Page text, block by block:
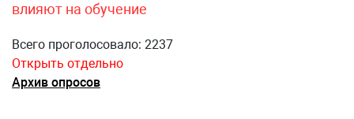
влияют на обучение
Всего проголосовало: 2237
Открыть отдельно
Архив опросов